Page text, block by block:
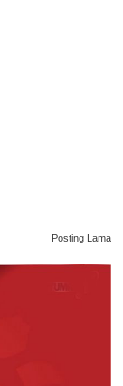
Posting Lama